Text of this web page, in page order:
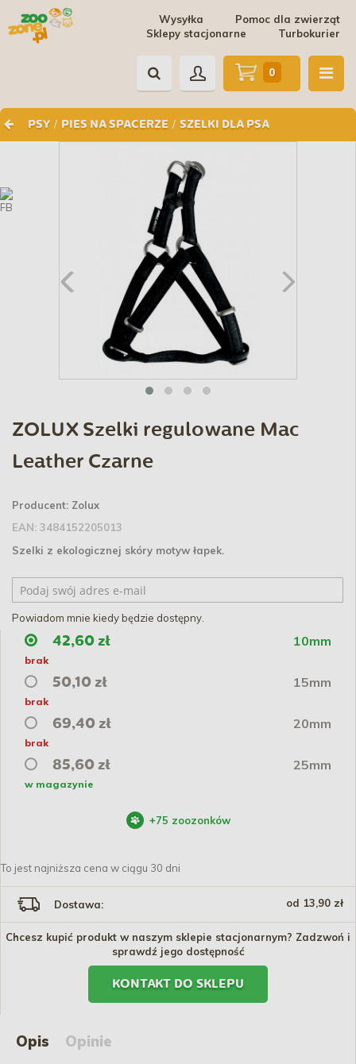
Pomoc dla zwierząt
Wysyłka
Turbokurier
Sklepy stacjonarne
PSY / PIES NA SPACERZE / SZELKI DLA PSA
0
ZOLUX Szelki regulowane Mac
Leather Czarne
Producent: Zolux
EAN: 3484152205013
Szelki z ekologicznej skóry motyw łapek.
Powiadom mnie kiedy będzie dostępny.
42,60 zł 10mm
brak
50,10 zł 15mm
brak
69,40 zł 20mm
brak
85,60 zł 25mm
w magazynie
+75 zoozonków
To jest najniższa cena w ciągu 30 dni
Dostawa: od 13,90 zł
Chcesz kupić produkt w naszym sklepie stacjonarnym? Zadzwoń i
sprawdź jego dostępność
KONTAKT DO SKLEPU
Opis Opinie